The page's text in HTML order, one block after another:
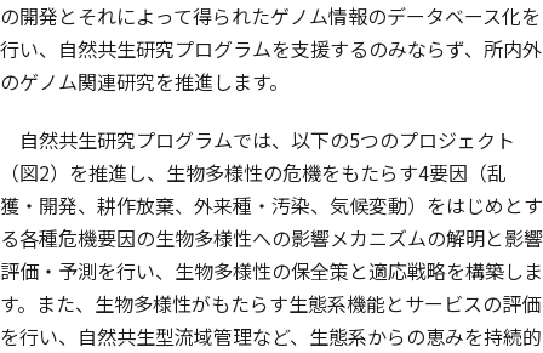
の開発とそれによって得られたゲノム情報のデータベース化を
行い、自然共生研究プログラムを支援するのみならず、所内外
のゲノム関連研究を推進します。
自然共生研究プログラムでは、以下の5つのプロジェクト
（図2）を推進し、生物多様性の危機をもたらす4要因（乱
獲・開発、耕作放棄、外来種・汚染、気候変動）をはじめとす
る各種危機要因の生物多様性への影響メカニズムの解明と影響
評価・予測を行い、生物多様性の保全策と適応戦略を構築しま
す。また、生物多様性がもたらす生態系機能とサービスの評価
を行い、自然共生型流域管理など、生態系からの恵みを持続的